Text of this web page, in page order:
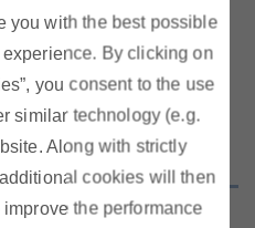
you with the best possible
By clicking on
you consent to the use
similar technology (e.g.
Along with strictly
cookies will then
the performance